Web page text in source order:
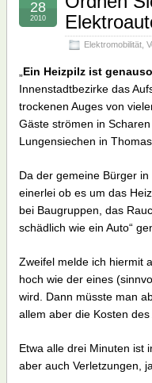
Elektromobilität
28
2010
Ein Heizpilz ist
Innenstadtbezirke das
trockenen Auges von
Gäste strömen in
Lungensiechen in
Da der gemeine Bürger
einerlei ob es um das
bei Baugruppen, das
schädlich wie ein Auto“
Zweifel melde ich hiermit
hoch wie der eines
wird. Dann müsste man
allem aber die Kosten
Etwa alle drei Minuten ist
aber auch Verletzungen,